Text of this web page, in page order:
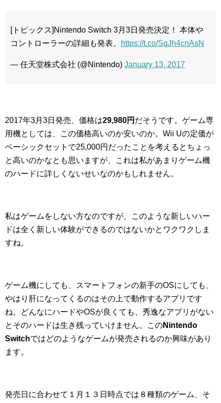
[トピックス]Nintendo Switch 3月3日発売決定！ 本体や
コントローラーの詳細も発表。
https://t.co/SqJh4cnAsN
— 任天堂株式会社 (@Nintendo) January 13, 2017
2017年3月3日発売、価格は29,980円 だそうです。ゲーム専
用機としては、この価格高いのか安いのか。Wii Uの定価が
ベーシックセットで25,000円だったことを考えるとちょっ
と高いのかなとも思いますが、これは私があまりゲーム機
のハードに詳しくないせいなのかもしれません。
私はゲームをしない方なのですが、このような新しいハー
ドは全く新しい体験ができるのではないかとワクワクしま
すね。
ゲーム機にしても、スマートフォンの新手のOSにしても、
やはり肝になってくるのはその上で動作するアプリです
ね。どんなにハードやOSが良くても、秀逸なアプリがない
とそのハードは生き残っていけません。このNintendo
Switchではどのようなゲームが発売されるのか興味があり
ます。
発売日に合わせて１月１３日時点では８種類のゲーム、そ